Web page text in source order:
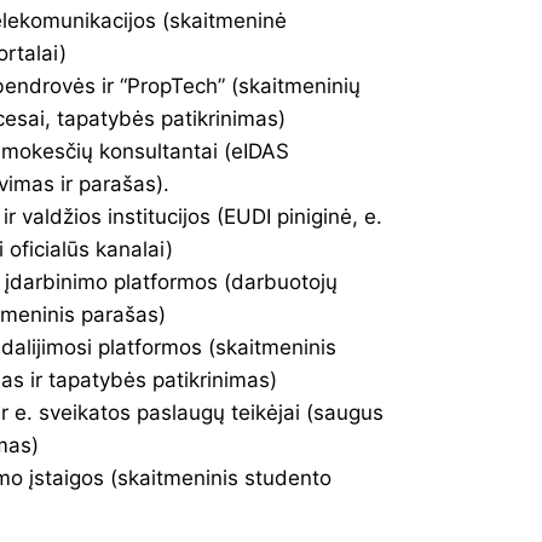
(skaitmeninė
ir “PropTech” (skaitmeninių
tapatybės patikrinimas)
konsultantai (eIDAS
ir parašas).
valdžios institucijos (EUDI piniginė, e.
oficialūs kanalai)
platformos (darbuotojų
parašas)
platformos (skaitmeninis
ir tapatybės patikrinimas)
e. sveikatos paslaugų teikėjai (saugus
įstaigos (skaitmeninis studento